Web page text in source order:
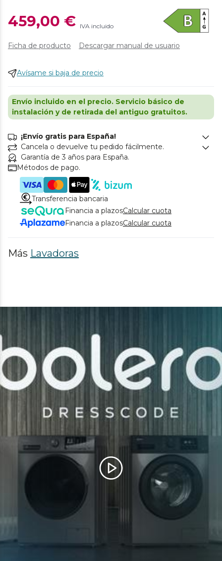
459,00 € IVA incluido
Ficha de producto Descargar manual de usuario
Avísame si baja de precio
Envío incluido en el precio. Servicio básico de
instalación y de retirada del antiguo gratuitos.
¡Envío gratis para España!
Cancela o devuelve tu pedido fácilmente.
Garantía de 3 años para España.
Métodos de pago.
Transferencia bancaria
Financia a plazosCalcular cuota
Financia a plazosCalcular cuota
Más Lavadoras